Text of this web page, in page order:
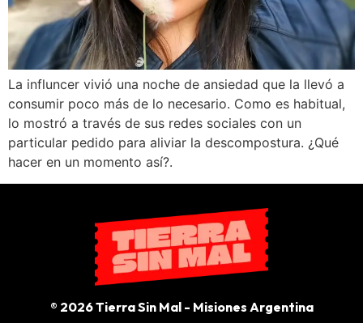
La influncer vivió una noche de ansiedad que la llevó a
consumir poco más de lo necesario. Como es habitual,
lo mostró a través de sus redes sociales con un
particular pedido para aliviar la descompostura. ¿Qué
hacer en un momento así?.
® 2026 Tierra Sin Mal - Misiones Argentina